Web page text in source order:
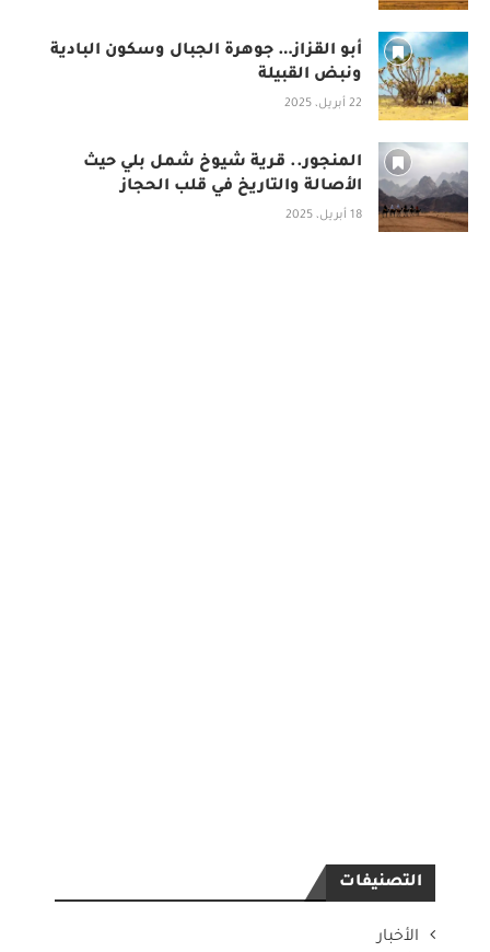
أبو القزاز… جوهرة الجبال وسكون البادية
ونبض القبيلة
22 أبريل، 2025
المنجور.. قرية شيوخ شمل بلي حيث
الأصالة والتاريخ في قلب الحجاز
18 أبريل، 2025
التصنيفات
الأخبار